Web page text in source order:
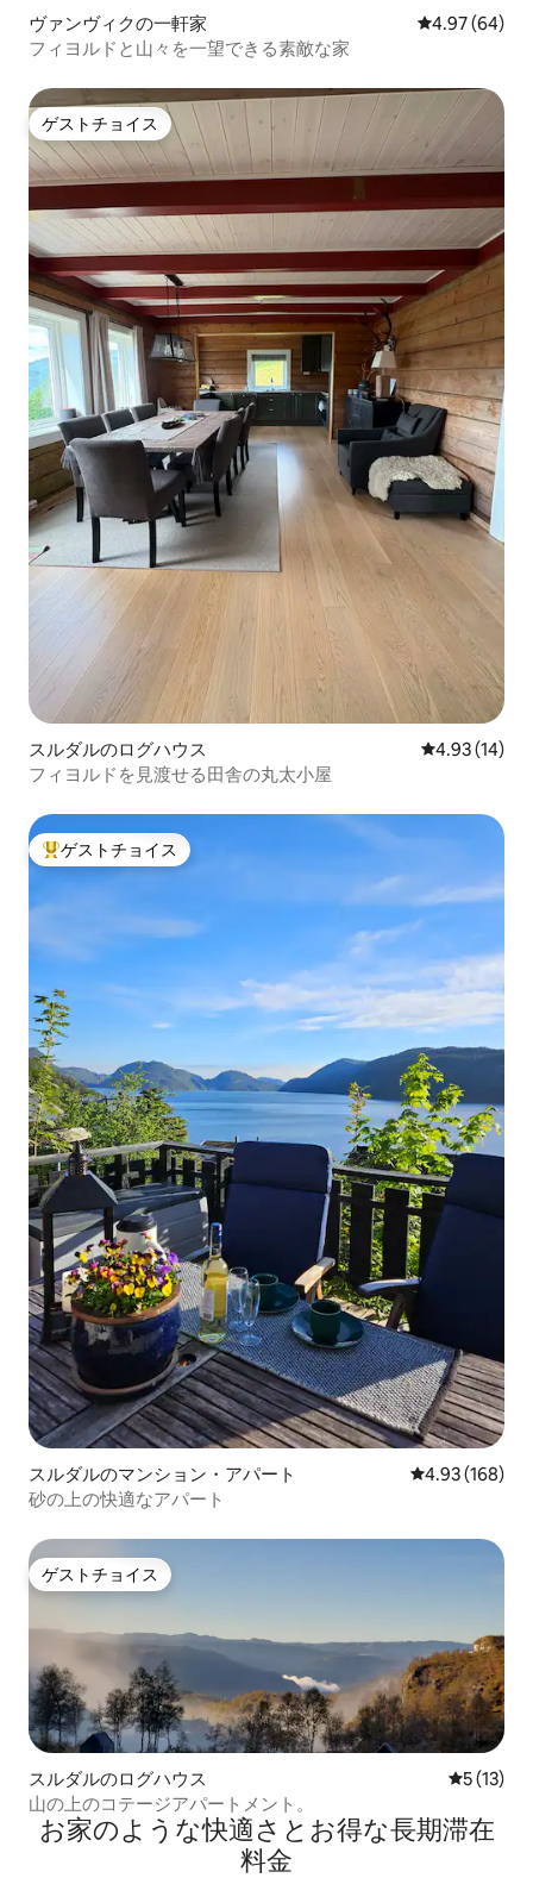
ヴァンヴィクの一軒家 レビュー64
4.97 (64)
フィヨルドと山々を一望できる素敵な家
ゲストチョイス
ゲストチョイス
スルダルのログハウス レビュー14
4.93 (14)
フィヨルドを見渡せる田舎の丸太小屋
大好評のゲストチョイスです。
ゲストチョイス
スルダルのマンション・アパート レビュー168
4.93 (168)
砂の上の快適なアパート
ゲストチョイス
ゲストチョイス
スルダルのログハウス レビュー
5 (13)
山の上のコテージアパートメント。
お家のような快⁠適⁠さ⁠とお⁠得⁠な長⁠期⁠滞⁠在
料⁠金